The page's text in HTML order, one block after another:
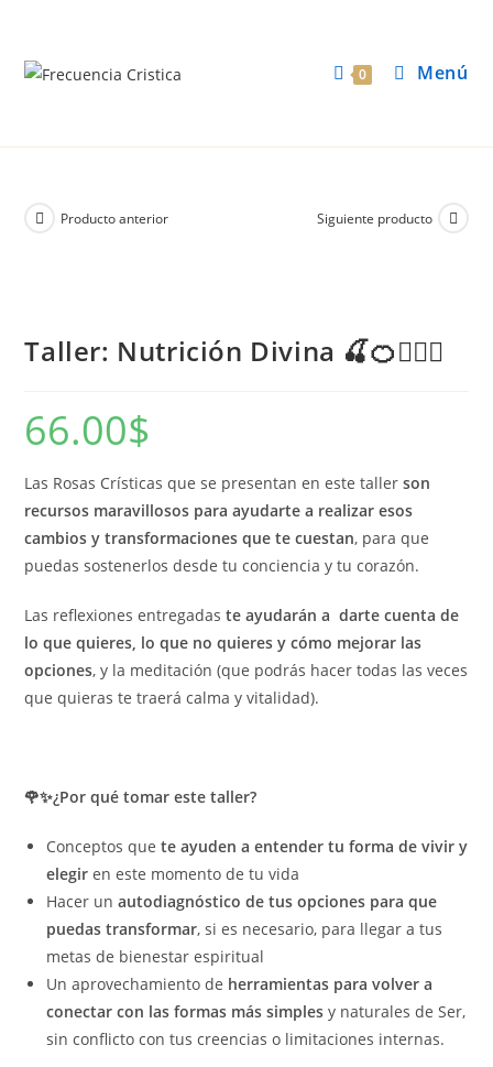
0 Menú
Producto anterior Siguiente producto
Taller: Nutrición Divina 🍒🍊🧘🏻‍♀️
66.00$
Las Rosas Crísticas que se presentan en este taller son
recursos maravillosos para ayudarte a realizar esos
cambios y transformaciones que te cuestan, para que
puedas sostenerlos desde tu conciencia y tu corazón.
Las reflexiones entregadaste ayudarán a darte cuenta de
lo que quieres, lo que no quieres y cómo mejorar las
opciones, y la meditación (que podrás hacer todas las veces
que quieras te traerá calma y vitalidad).
🌹✨¿Por qué tomar este taller?
Conceptos quete ayuden a entender tu forma de vivir y
elegir en este momento de tu vida
Hacer unautodiagnóstico de tus opciones para que
puedas transformar, si es necesario, para llegar a tus
metas de bienestar espiritual
Un aprovechamiento de herramientas para volver a
conectar con las formas más simples y naturales de Ser,
sin conflicto con tus creencias o limitaciones internas.